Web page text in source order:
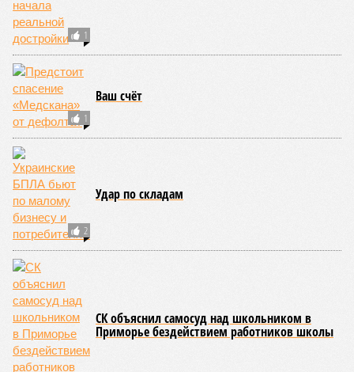
1
1
Ваш счёт
2
Удар по складам
СК объяснил самосуд над школьником в
Приморье бездействием работников школы